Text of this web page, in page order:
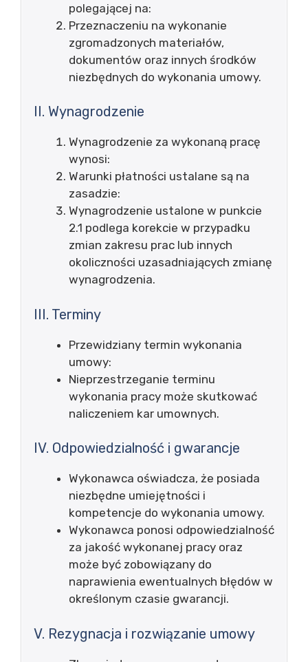
polegającej na:
Przeznaczeniu na wykonanie
zgromadzonych materiałów,
dokumentów oraz innych środków
niezbędnych do wykonania umowy.
II. Wynagrodzenie
Wynagrodzenie za wykonaną pracę
wynosi:
Warunki płatności ustalane są na
zasadzie:
Wynagrodzenie ustalone w punkcie
2.1 podlega korekcie w przypadku
zmian zakresu prac lub innych
okoliczności uzasadniających zmianę
wynagrodzenia.
III. Terminy
Przewidziany termin wykonania
umowy:
Nieprzestrzeganie terminu
wykonania pracy może skutkować
naliczeniem kar umownych.
IV. Odpowiedzialność i gwarancje
Wykonawca oświadcza, że posiada
niezbędne umiejętności i
kompetencje do wykonania umowy.
Wykonawca ponosi odpowiedzialność
za jakość wykonanej pracy oraz
może być zobowiązany do
naprawienia ewentualnych błędów w
określonym czasie gwarancji.
V. Rezygnacja i rozwiązanie umowy